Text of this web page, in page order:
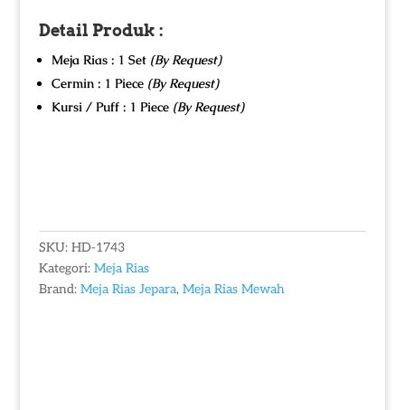
Detail Produk :
Meja Rias : 1 Set (By Request)
Cermin : 1 Piece (By Request)
Kursi / Puff : 1 Piece (By Request)
SKU: HD-1743
Kategori: Meja Rias
Brand: Meja Rias Jepara, Meja Rias Mewah